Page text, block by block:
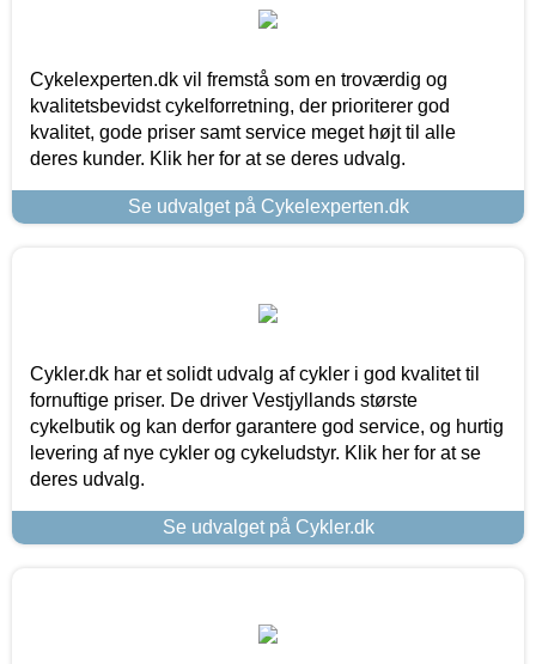
Cykelexperten.dk vil fremstå som en troværdig og
kvalitetsbevidst cykelforretning, der prioriterer god
kvalitet, gode priser samt service meget højt til alle
deres kunder. Klik her for at se deres udvalg.
Se udvalget på Cykelexperten.dk
Cykler.dk har et solidt udvalg af cykler i god kvalitet til
fornuftige priser. De driver Vestjyllands største
cykelbutik og kan derfor garantere god service, og hurtig
levering af nye cykler og cykeludstyr. Klik her for at se
deres udvalg.
Se udvalget på Cykler.dk